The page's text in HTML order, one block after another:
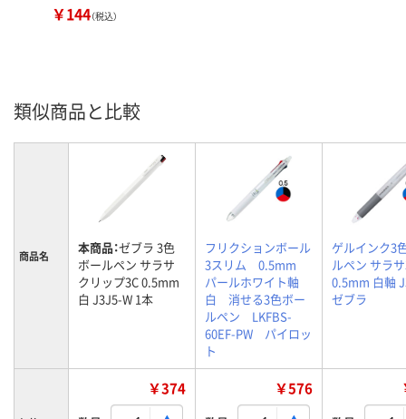
￥144（税込）
類似商品と比較
商品名 本商品：ゼブラ 3色
ボールペン サラサ
クリップ3C 0.5mm
白 J3J5-W 1本
フリクションボール
3スリム 0.5mm
パールホワイト軸
白 消せる3色ボー
ルペン LKFBS-
60EF-PW パイロッ
ト
ゲルインク3
ルペン サラ
0.5mm 白軸
ゼブラ
￥374 ￥576